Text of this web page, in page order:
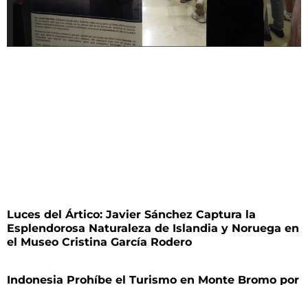
Luces del Ártico: Javier Sánchez Captura la
Esplendorosa Naturaleza de Islandia y Noruega en
el Museo Cristina García Rodero
Indonesia Prohíbe el Turismo en Monte Bromo por